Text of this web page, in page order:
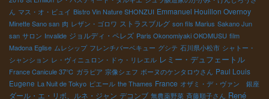
ん マス・オ・ビュイ Bistro Vin Nature SHONZUI Emmanuel Houillon Overnoy
Minette Sano san 肉 レザン・ゴロワ ストラスブルグ son fils Marius Sakano Jun
san サロン Invalide ジョルディ・ペレズ Paris Okonomiyaki OKOMUSU film
Madona Eglise ムレシップ フレンチバーベキュー グシテ 石川県小松市 シャトー・
シャンション レ・ヴィニュロン・ドゥ・リレエル レミー・デュフェートル
France Canicule 37℃ ガラピア 宗像シェフ ボーヌのケンタロウさん Paul Louis
Eugene La Nuit de Tokyo ピエール the Thames France オザミ・デ・ヴァン 銀座
ダール・エ・リボ、ルネ・ジャン デコンブ 無農薬野菜 斉藤順子さん René